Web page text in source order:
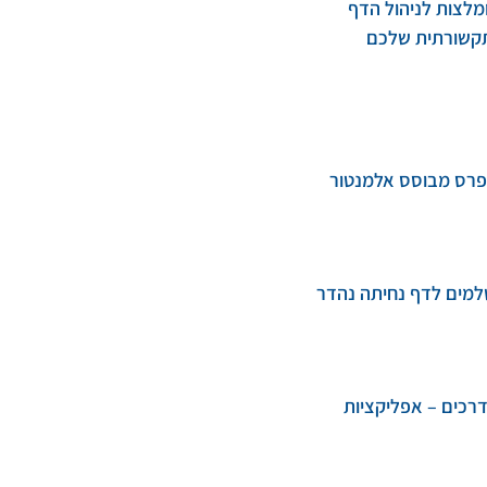
לניהול הדף
שלכם
מבוסס אלמנטור
לדף נחיתה נהדר
– אפליקציות